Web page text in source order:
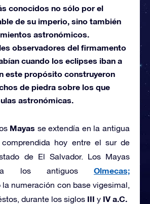
conocidos no sólo por el
de su imperio, sino también
astronómicos.
observadores del firmamento
cuando los eclipses iban a
este propósito construyeron
de piedra sobre los que
astronómicas.
Mayas se extendía en la antigua
comprendida hoy entre el sur de
de El Salvador. Los Mayas
a los antiguos Olmecas;
numeración con base vigesimal,
durante los siglos III y IV a.C.